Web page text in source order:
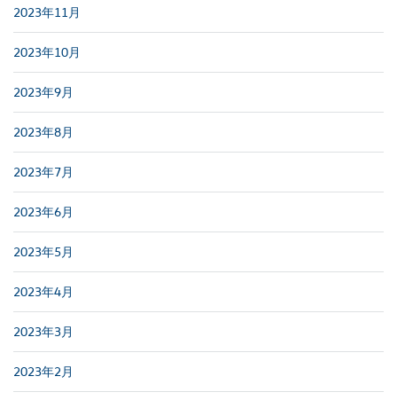
2023年11月
2023年10月
2023年9月
2023年8月
2023年7月
2023年6月
2023年5月
2023年4月
2023年3月
2023年2月